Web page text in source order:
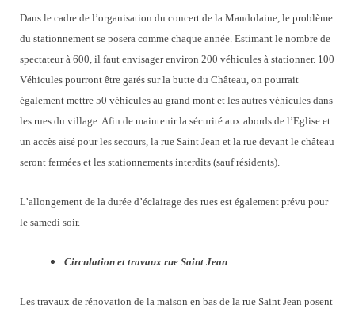
Dans le cadre de l’organisation du concert de la Mandolaine, le problème
du stationnement se posera comme chaque année. Estimant le nombre de
spectateur à 600, il faut envisager environ 200 véhicules à stationner. 100
Véhicules pourront être garés sur la butte du Château, on pourrait
également mettre 50 véhicules au grand mont et les autres véhicules dans
les rues du village. Afin de maintenir la sécurité aux abords de l’Eglise et
un accès aisé pour les secours, la rue Saint Jean et la rue devant le château
seront fermées et les stationnements interdits (sauf résidents).
L’allongement de la durée d’éclairage des rues est également prévu pour
le samedi soir.
Circulation et travaux rue Saint Jean
Les travaux de rénovation de la maison en bas de la rue Saint Jean posent